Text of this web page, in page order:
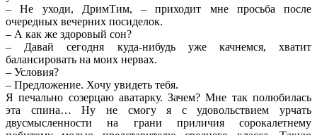
– Не уходи, ДримТим, – приходит мне просьба после
очередных вечерних посиделок.
– А как же здоровый сон?
– Давай сегодня куда-нибудь уже качнемся, хватит
балансировать на моих нервах.
– Условия?
– Предложение. Хочу увидеть тебя.
Я печально созерцаю аватарку. Зачем? Мне так полюбилась
эта спина… Ну не смогу я с удовольствием урчать
двусмысленности на грани приличия сорокалетнему